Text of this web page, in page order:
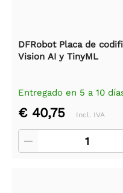
DFRobot Placa de
Vision AI y TinyML
Entregado en 5 a 10
€ 40,75 Incl. IVA